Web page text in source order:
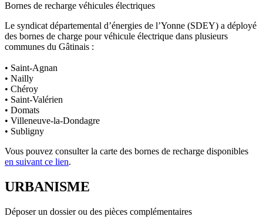
Bornes de recharge véhicules électriques
Le syndicat départemental d’énergies de l’Yonne (SDEY) a déployé
des bornes de charge pour véhicule électrique dans plusieurs
communes du Gâtinais :
• Saint-Agnan
• Nailly
• Chéroy
• Saint-Valérien
• Domats
• Villeneuve-la-Dondagre
• Subligny
Vous pouvez consulter la carte des bornes de recharge disponibles
en suivant ce lien.
URBANISME
Déposer un dossier ou des pièces complémentaires